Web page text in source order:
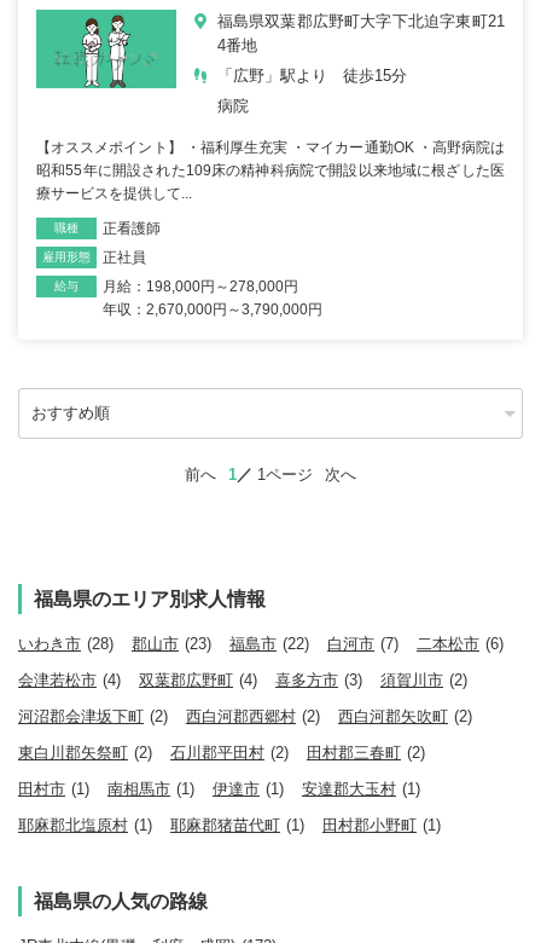
福島県双葉郡広野町大字下北迫字東町21
4番地
「広野」駅より 徒歩15分
病院
【オススメポイント】 ・福利厚生充実 ・マイカー通勤OK ・高野病院は
昭和55年に開設された109床の精神科病院で開設以来地域に根ざした医
療サービスを提供して...
職種 正看護師
雇用形態 正社員
給与
月給：198,000円～278,000円
年収：2,670,000円～3,790,000円
前へ 1 1ページ 次へ
福島県のエリア別求人情報
いわき市 (28) 郡山市 (23) 福島市 (22) 白河市 (7) 二本松市 (6)
会津若松市 (4) 双葉郡広野町 (4) 喜多方市 (3) 須賀川市 (2)
河沼郡会津坂下町 (2) 西白河郡西郷村 (2) 西白河郡矢吹町 (2)
東白川郡矢祭町 (2) 石川郡平田村 (2) 田村郡三春町 (2)
田村市 (1) 南相馬市 (1) 伊達市 (1) 安達郡大玉村 (1)
耶麻郡北塩原村 (1) 耶麻郡猪苗代町 (1) 田村郡小野町 (1)
福島県の人気の路線